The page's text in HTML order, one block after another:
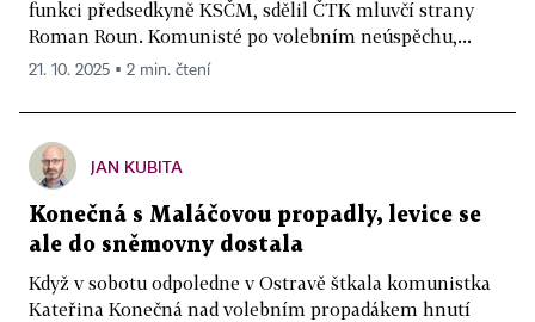
funkci předsedkyně KSČM, sdělil ČTK mluvčí strany
Roman Roun. Komunisté po volebním neúspěchu,...
21. 10. 2025 ▪ 2 min. čtení
JAN KUBITA
Konečná s Maláčovou propadly, levice se
ale do sněmovny dostala
Když v sobotu odpoledne v Ostravě štkala komunistka
Kateřina Konečná nad volebním propadákem hnutí